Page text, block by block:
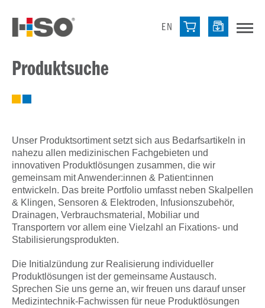
EN
Produktsuche
Unser Produktsortiment setzt sich aus Bedarfsartikeln in
nahezu allen medizinischen Fachgebieten und
innovativen Produktlösungen zusammen, die wir
gemeinsam mit Anwender:innen & Patient:innen
entwickeln. Das breite Portfolio umfasst neben Skalpellen
& Klingen, Sensoren & Elektroden, Infusionszubehör,
Drainagen, Verbrauchsmaterial, Mobiliar und
Transportern vor allem eine Vielzahl an Fixations- und
Stabilisierungsprodukten.
Die Initialzündung zur Realisierung individueller
Produktlösungen ist der gemeinsame Austausch.
Sprechen Sie uns gerne an, wir freuen uns darauf unser
Medizintechnik-Fachwissen für neue Produktlösungen